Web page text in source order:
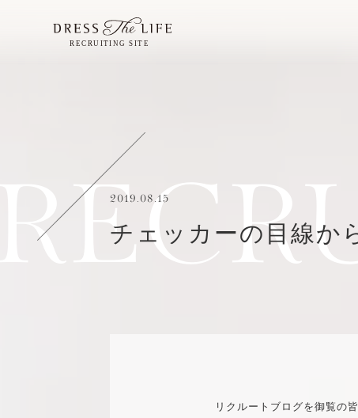
2019.08.15
チェッカーの目線か
リクルートブログを御覧の